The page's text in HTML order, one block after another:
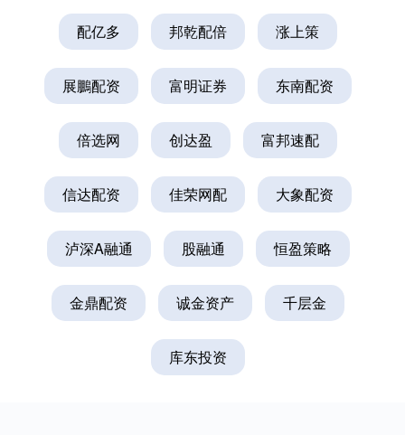
配亿多 邦乾配倍 涨上策
展鵬配资 富明证券 东南配资
倍选网 创达盈 富邦速配
信达配资 佳荣网配 大象配资
泸深A融通 股融通 恒盈策略
金鼎配资 诚金资产 千层金
库东投资